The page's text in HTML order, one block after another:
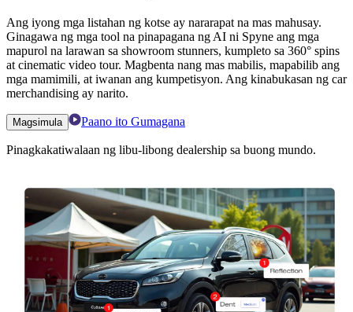
Ang iyong mga listahan ng kotse ay nararapat na mas mahusay.
Ginagawa ng mga tool na pinapagana ng AI ni Spyne ang mga
mapurol na larawan sa showroom stunners, kumpleto sa 360° spins
at cinematic video tour. Magbenta nang mas mabilis, mapabilib ang
mga mamimili, at iwanan ang kumpetisyon. Ang kinabukasan ng car
merchandising ay narito.
Magsimula Paano ito Gumagana
Pinagkakatiwalaan ng libu-libong dealership sa buong mundo.